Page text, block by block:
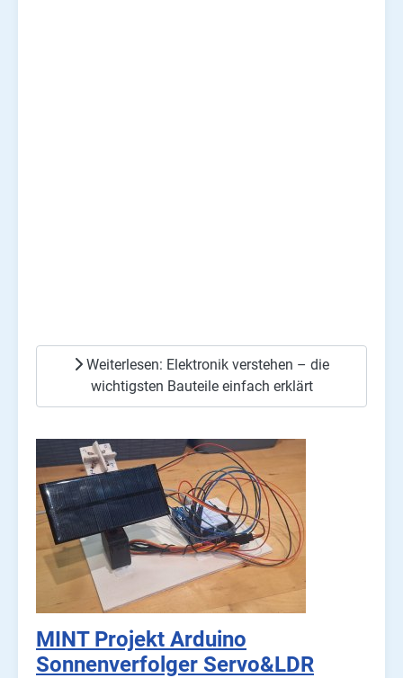
Weiterlesen: Elektronik verstehen – die
wichtigsten Bauteile einfach erklärt
MINT Projekt Arduino
Sonnenverfolger Servo&LDR